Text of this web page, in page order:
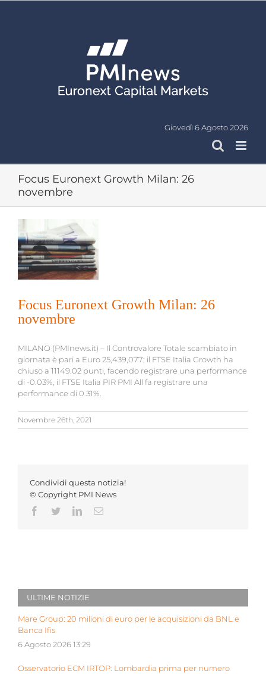
Giovedì 6 Agosto 2026
Focus Euronext Growth Milan: 26
novembre
immagine
Focus Euronext Growth Milan: 26
novembre
MILANO (PMInews.it) – Il Controvalore Totale scambiato in
giornata è pari a Euro 25,439,077; il FTSE Italia Growth ha
chiuso a 11149.02 punti, facendo registrare una performance
di -0.03%, il FTSE Italia PIR PMI All fa registrare una
performance di 0.31%.
Novembre 26th, 2021
Condividi questa notizia!
© Copyright PMI News
Facebook
TwitterLinkedInEmail
ULTIME NOTIZIE
Mare Group: 20 milioni di euro per le acquisizioni da BNL e
Banca Ifis
6 Agosto 2026 13:29
Osservatorio ECM IRTOP: Lombardia prima per numero